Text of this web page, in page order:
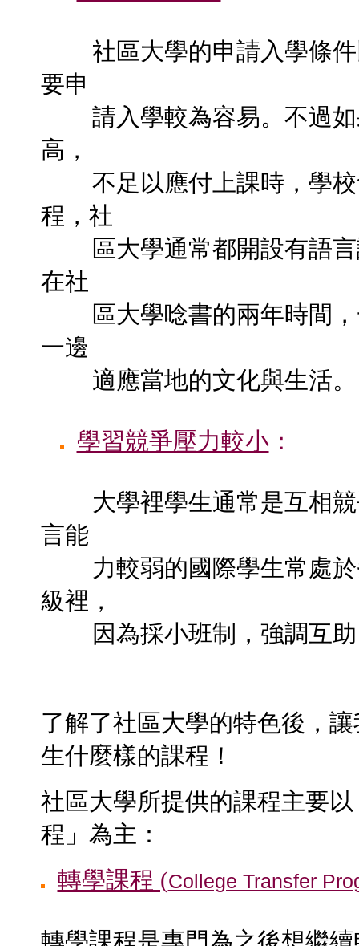
社區大學的申請入學條
要申
請入學較為容易。不過如
高，
不足以應付上課時，學校
程，社
區大學通常都開設有語言
在社
區大學唸書的兩年時間，
一邊
適應當地的文化與生活。
學習競爭壓力較小：
大學裡學生通常是互相
言能
力較弱的國際學生常處於
級裡，
因為採小班制，強調互助
了解了社區大學的特色後，
生什麼樣的課程！
社區大學所提供的課程主要
程」為主：
轉學課程 (College Transfer